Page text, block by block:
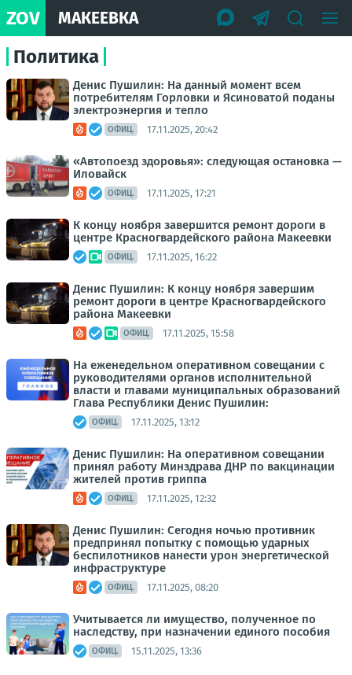
ZOV МАКЕЕВКА
Политика
Денис Пушилин: На данный момент всем
потребителям Горловки и Ясиноватой поданы
электроэнергия и тепло
ОФИЦ. 17.11.2025, 20:42
«Автопоезд здоровья»: следующая остановка —
Иловайск
ОФИЦ. 17.11.2025, 17:21
К концу ноября завершится ремонт дороги в
центре Красногвардейского района Макеевки
ОФИЦ. 17.11.2025, 16:22
Денис Пушилин: К концу ноября завершим
ремонт дороги в центре Красногвардейского
района Макеевки
ОФИЦ. 17.11.2025, 15:58
На еженедельном оперативном совещании с
руководителями органов исполнительной
власти и главами муниципальных образований
Глава Республики Денис Пушилин:
ОФИЦ. 17.11.2025, 13:12
Денис Пушилин: На оперативном совещании
принял работу Минздрава ДНР по вакцинации
жителей против гриппа
ОФИЦ. 17.11.2025, 12:32
Денис Пушилин: Сегодня ночью противник
предпринял попытку с помощью ударных
беспилотников нанести урон энергетической
инфраструктуре
ОФИЦ. 17.11.2025, 08:20
Учитывается ли имущество, полученное по
наследству, при назначении единого пособия
ОФИЦ. 15.11.2025, 13:36